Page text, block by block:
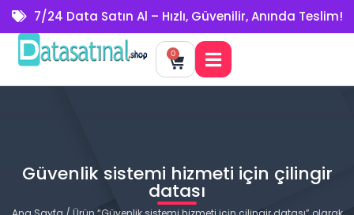
7/24 Data Satın Al – Hızlı, Güvenilir, Anında Teslim!
0
Güvenlik sistemi hizmeti için çilingir
datası